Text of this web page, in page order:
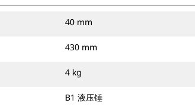
40 mm
430 mm
4 kg
B1 液压锤